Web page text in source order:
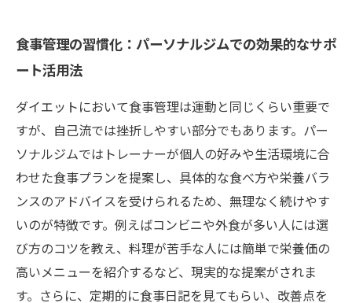
食事管理の習慣化：パーソナルジムでの効果的なサポ
ート活用法
ダイエットにおいて食事管理は運動と同じくらい重要で
すが、自己流では挫折しやすい部分でもあります。パー
ソナルジムではトレーナーが個人の好みや生活環境に合
わせた食事プランを提案し、具体的な食べ方や栄養バラ
ンスのアドバイスを受けられるため、無理なく続けやす
いのが特徴です。例えばコンビニや外食が多い人には選
び方のコツを教え、料理が苦手な人には簡単で栄養価の
高いメニューを紹介するなど、現実的な提案がされま
す。さらに、定期的に食事日記を見てもらい、改善点を